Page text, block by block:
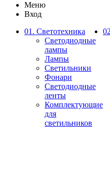
Меню
Вход
01. Светотехника
Светодиодные
лампы
Лампы
Светильники
Фонари
Светодиодные
ленты
Комплектующие
для
светильников